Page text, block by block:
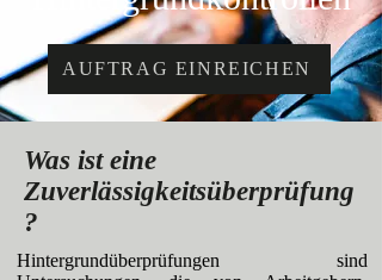
AUFTRAG EINREICHEN
Was ist eine
Zuverlässigkeitsüberprüfung
?
Hintergrundüberprüfungen sind